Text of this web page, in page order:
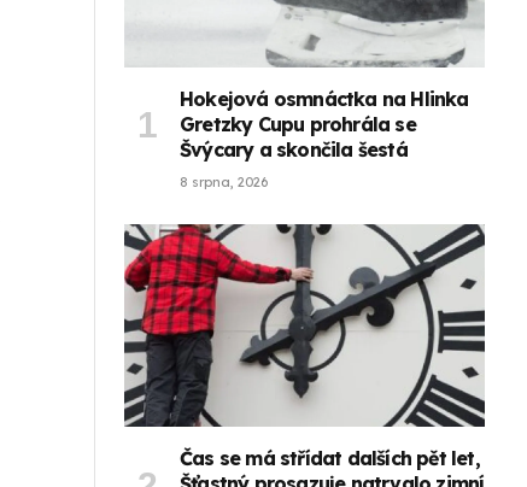
Hokejová osmnáctka na Hlinka
Gretzky Cupu prohrála se
Švýcary a skončila šestá
8 srpna, 2026
Čas se má střídat dalších pět let,